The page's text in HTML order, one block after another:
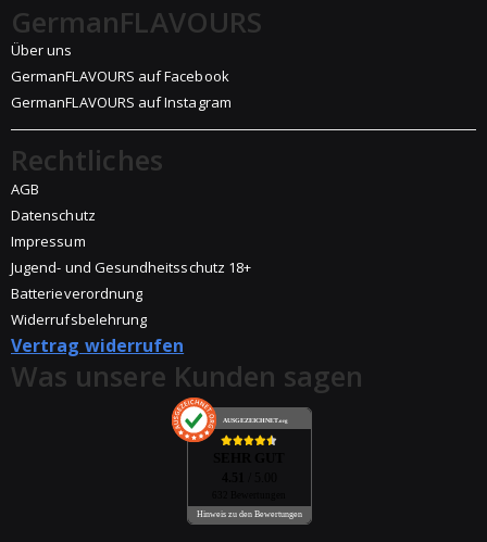
GermanFLAVOURS
Über uns
GermanFLAVOURS auf Facebook
GermanFLAVOURS auf Instagram
Rechtliches
AGB
Datenschutz
Impressum
Jugend- und Gesundheitsschutz 18+
Batterieverordnung
Widerrufsbelehrung
Vertrag widerrufen
Was unsere Kunden sagen
AUSGEZEICHNET.org
Hinweis zu den Bewertungen